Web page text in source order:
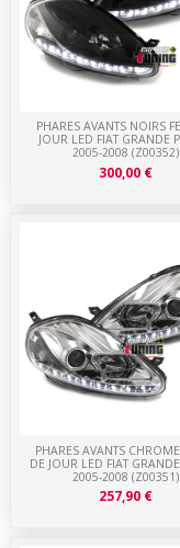
PHARES AVANTS
DE JOUR LED FIAT
2005-2008 (Z00351)
257,90 €
PHARES AVANTS NOIRS
JOUR LED FIAT GRANDE
2005-2008 (Z00352)
300,00 €